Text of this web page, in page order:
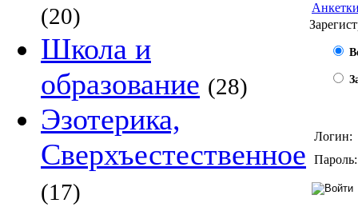
(20)
Школа и
образование (28)
Эзотерика,
Сверхъестественное
(17)
Логин:
Пароль: